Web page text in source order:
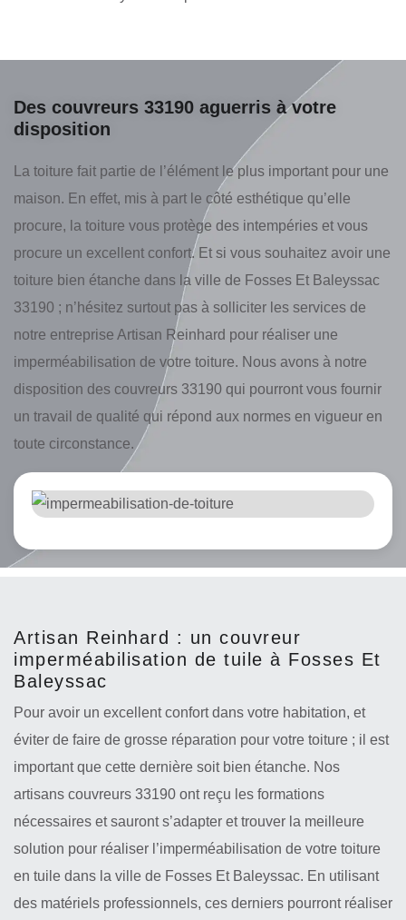
Des couvreurs 33190 aguerris à votre
disposition
La toiture fait partie de l’élément le plus important pour une
maison. En effet, mis à part le côté esthétique qu’elle
procure, la toiture vous protège des intempéries et vous
procure un excellent confort. Et si vous souhaitez avoir une
toiture bien étanche dans la ville de Fosses Et Baleyssac
33190 ; n’hésitez surtout pas à solliciter les services de
notre entreprise Artisan Reinhard pour réaliser une
imperméabilisation de votre toiture. Nous avons à notre
disposition des couvreurs 33190 qui pourront vous fournir
un travail de qualité qui répond aux normes en vigueur en
toute circonstance.
Artisan Reinhard : un couvreur
imperméabilisation de tuile à Fosses Et
Baleyssac
Pour avoir un excellent confort dans votre habitation, et
éviter de faire de grosse réparation pour votre toiture ; il est
important que cette dernière soit bien étanche. Nos
artisans couvreurs 33190 ont reçu les formations
nécessaires et sauront s’adapter et trouver la meilleure
solution pour réaliser l’imperméabilisation de votre toiture
en tuile dans la ville de Fosses Et Baleyssac. En utilisant
des matériels professionnels, ces derniers pourront réaliser